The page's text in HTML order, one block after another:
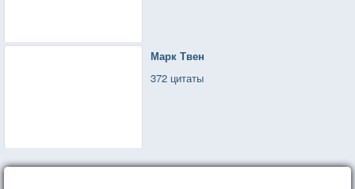
Марк Твен
372 цитаты